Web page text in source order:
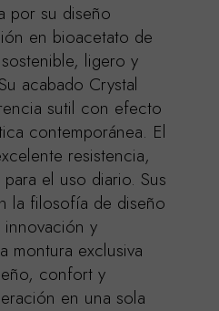
por su diseño
en bioacetato de
ligero y
acabado Crystal
sutil con efecto
contemporánea. El
resistencia,
el uso diario. Sus
la filosofía de diseño
innovación y
montura exclusiva
confort y
en una sola